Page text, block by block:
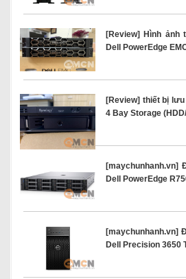
[Review] Hình ảnh
Dell PowerEdge
[Review] thiết bị
4 Bay Storage
[maychunhanh.vn]
Dell PowerEdge
[maychunhanh.vn]
Dell Precision 3650